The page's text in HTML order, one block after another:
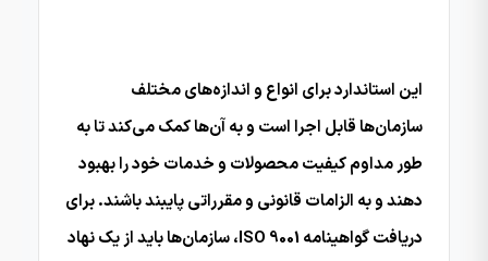
این استاندارد برای انواع و اندازه‌های مختلف
سازمان‌ها قابل اجرا است و به آن‌ها کمک می‌کند تا به
طور مداوم کیفیت محصولات و خدمات خود را بهبود
دهند و به الزامات قانونی و مقرراتی پایبند باشند. برای
دریافت گواهینامه ISO 9001، سازمان‌ها باید از یک نهاد